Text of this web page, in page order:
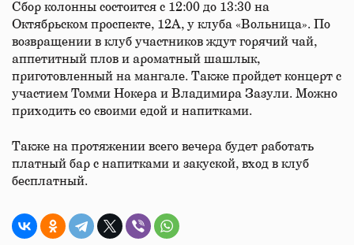
Сбор колонны состоится с 12:00 до 13:30 на
Октябрьском проспекте, 12А, у клуба «Вольница». По
возвращении в клуб участников ждут горячий чай,
аппетитный плов и ароматный шашлык,
приготовленный на мангале. Также пройдет концерт с
участием Томми Нокера и Владимира Зазули. Можно
приходить со своими едой и напитками.
Также на протяжении всего вечера будет работать
платный бар с напитками и закуской, вход в клуб
бесплатный.